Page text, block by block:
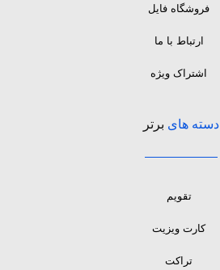
فروشگاه فایل
ارتباط با ما
اشتراک ویژه
دسته های برتر
تقویم
کارت ویزیت
تراکت